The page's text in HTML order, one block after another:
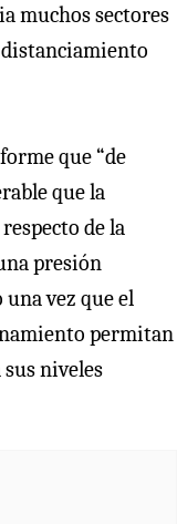
muchos sectores
que “de
que la
de la
presión
una vez que el
permitan
niveles